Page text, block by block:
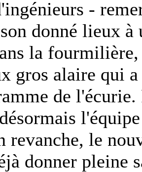
-
donné lieux à
la
gros alaire qui
de l'écurie.
revanche, le
donner pleine